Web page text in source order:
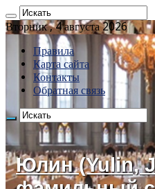
Вторник , 4 августа 2026
Правила
Карта сайта
Контакты
Обратная связь
Юлин (Yulin,